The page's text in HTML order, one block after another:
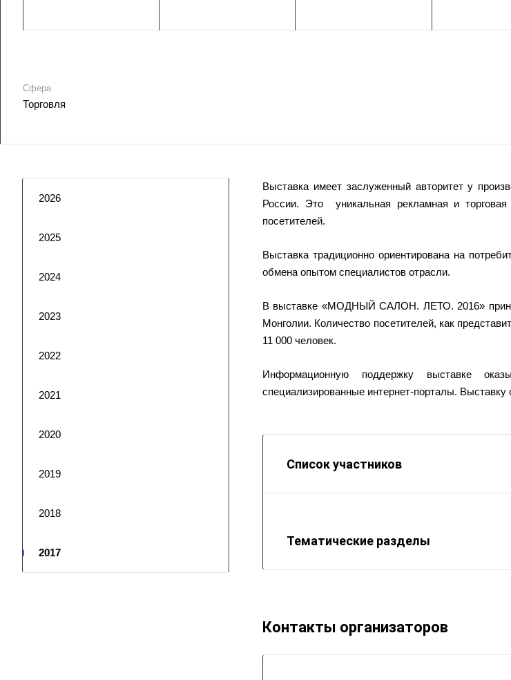
Сфера
Торговля
Выставка имеет заслуженный авторитет у
России. Это уникальная рекламная и
посетителей.
Выставка традиционно ориентирована на
обмена опытом специалистов отрасли.
В выставке «МОДНЫЙ САЛОН. ЛЕТО. 2016»
Монголии. Количество посетителей, как
11 000 человек.
Информационную поддержку выставке
специализированные интернет-порталы.
Список участников
Тематические разделы
Контакты организаторов
2026
2025
2024
2023
2022
2021
2020
2019
2018
2017